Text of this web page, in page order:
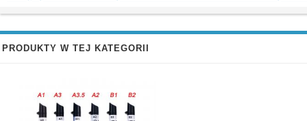
PRODUKTY W TEJ KATEGORII